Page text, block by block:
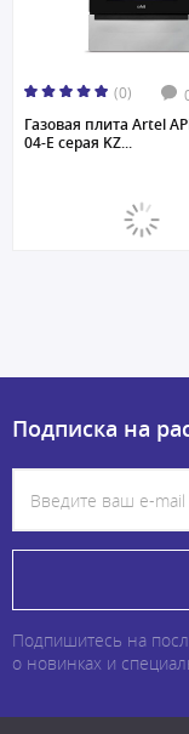
(0)
Газовая плита Artel
04-E серая KZ...
Подписка на
Подпишитесь на
о новинках и